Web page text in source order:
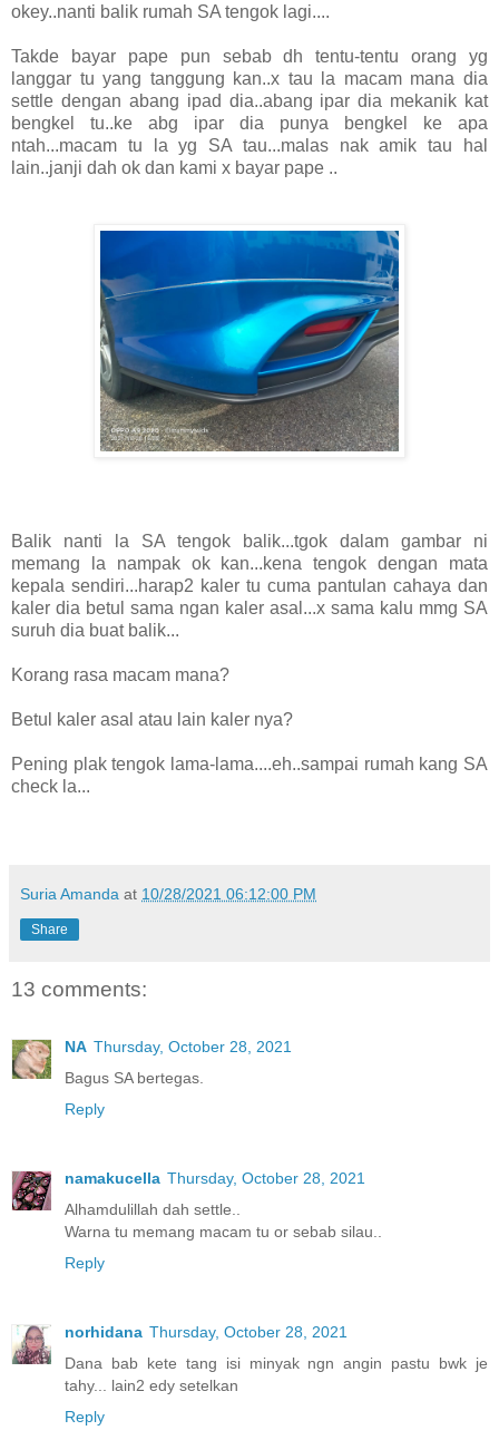
okey..nanti balik rumah SA tengok lagi....
Takde bayar pape pun sebab dh tentu-tentu orang yg
langgar tu yang tanggung kan..x tau la macam mana dia
settle dengan abang ipad dia..abang ipar dia mekanik kat
bengkel tu..ke abg ipar dia punya bengkel ke apa
ntah...macam tu la yg SA tau...malas nak amik tau hal
lain..janji dah ok dan kami x bayar pape ..
Balik nanti la SA tengok balik...tgok dalam gambar ni
memang la nampak ok kan...kena tengok dengan mata
kepala sendiri...harap2 kaler tu cuma pantulan cahaya dan
kaler dia betul sama ngan kaler asal...x sama kalu mmg SA
suruh dia buat balik...
Korang rasa macam mana?
Betul kaler asal atau lain kaler nya?
Pening plak tengok lama-lama....eh..sampai rumah kang SA
check la...
Suria Amanda at 10/28/2021 06:12:00 PM
Share
13 comments:
NA Thursday, October 28, 2021
Bagus SA bertegas.
Reply
namakucella Thursday, October 28, 2021
Alhamdulillah dah settle..
Warna tu memang macam tu or sebab silau..
Reply
norhidana Thursday, October 28, 2021
Dana bab kete tang isi minyak ngn angin pastu bwk je
tahy... lain2 edy setelkan
Reply